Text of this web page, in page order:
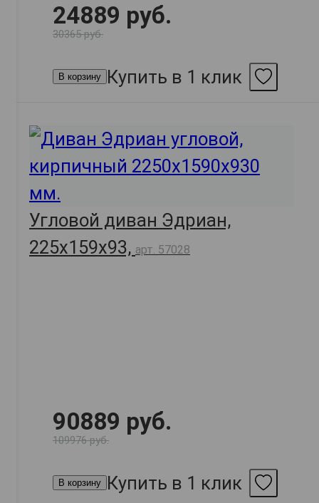
24889 руб.
30365 руб.
В корзину Купить в 1 клик
Угловой диван Эдриан,
225х159х93, арт. 57028
90889 руб.
109976 руб.
В корзину Купить в 1 клик